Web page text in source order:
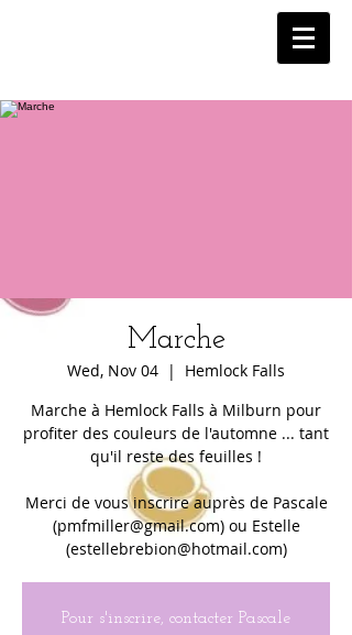
Marche
Wed, Nov 04
  |
Hemlock Falls
Marche à Hemlock Falls à Milburn pour
profiter des couleurs de l'automne ... tant
qu'il reste des feuilles !
Merci de vous inscrire auprès de Pascale
(pmfmiller@gmail.com) ou Estelle
(estellebrebion@hotmail.com)
Pour s'inscrire, contacter Pascale